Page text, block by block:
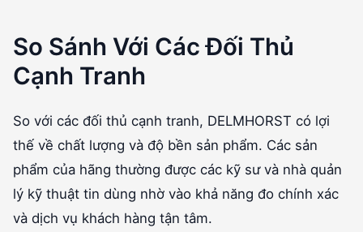
So Sánh Với Các Đối Thủ
Cạnh Tranh
So với các đối thủ cạnh tranh, DELMHORST có lợi
thế về chất lượng và độ bền sản phẩm. Các sản
phẩm của hãng thường được các kỹ sư và nhà quản
lý kỹ thuật tin dùng nhờ vào khả năng đo chính xác
và dịch vụ khách hàng tận tâm.